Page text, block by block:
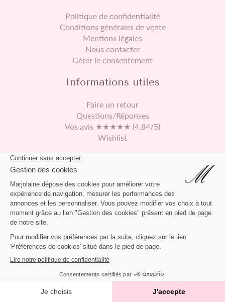
Continuez vos achats
NUIT BLANCHE DOLORÈS
Chargement
APPLIQUER
Politique de confidentialité
Conditions générales de vente
Mentions légales
Nous contacter
Gérer le consentement
Informations utiles
Faire un retour
Questions/Réponses
Vos avis ★★★★★ (4,84/5)
Wishlist
469 rue de Derontet
04 72 65 73 13
contact@marjolaine.fr
2026 © Marjolaine Lingerie